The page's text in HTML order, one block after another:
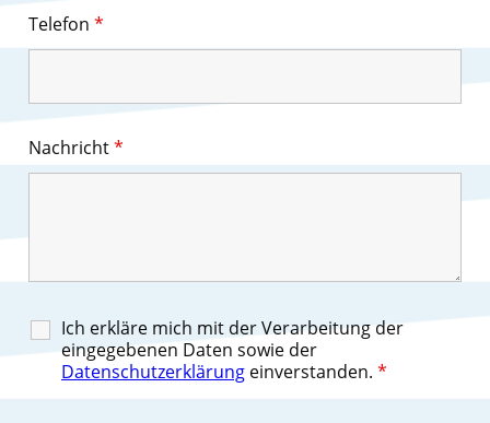
Telefon *
Nachricht*
Ich erkläre mich mit der Verarbeitung der
eingegebenen Daten sowie der
Datenschutzerklärung einverstanden. *